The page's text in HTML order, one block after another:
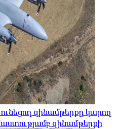
զինամթերքը կարող
զինամթերքի